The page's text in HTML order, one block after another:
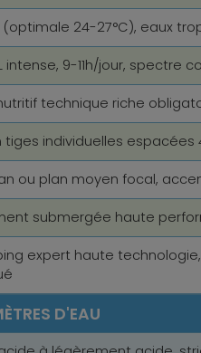
(optimale 24-27°C), eaux
intense, 9-11h/jour, spectre
technique riche
tiges individuelles
ou plan moyen focal,
submergée haute
expert haute
D'EAU